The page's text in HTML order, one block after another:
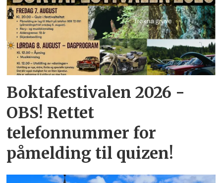
Boktafestivalen 2026 -
OBS! Rettet
telefonnummer for
påmelding til quizen!